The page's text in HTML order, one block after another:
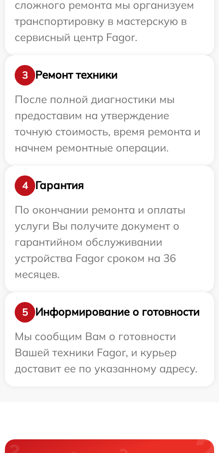
сложного ремонта мы организуем
транспортировку в мастерскую в
сервисный центр Fagor.
3
Ремонт техники
После полной диагностики мы
предоставим на утверждение
точную стоимость, время ремонта и
начнем ремонтные операции.
4
Гарантия
По окончании ремонта и оплаты
услуги Вы получите документ о
гарантийном обслуживании
устройства Fagor сроком на 36
месяцев.
5
Информирование о готовности
Мы сообщим Вам о готовности
Вашей техники Fagor, и курьер
доставит ее по указанному адресу.